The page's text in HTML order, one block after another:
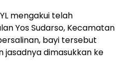
mengakui telah
Yos Sudarso, Kecamatan
bayi tersebut
jasadnya dimasukkan ke